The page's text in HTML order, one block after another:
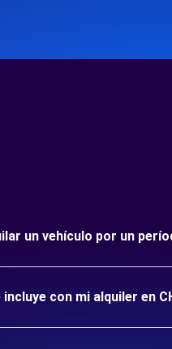
un vehículo por un
con mi alquiler en